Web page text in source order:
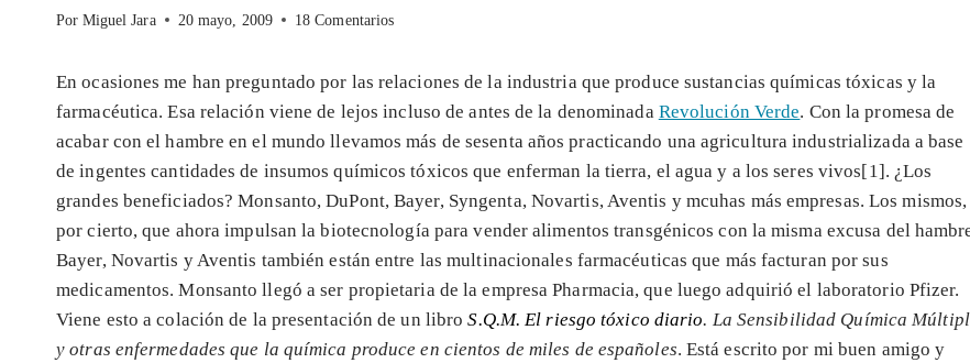
Por Miguel Jara 20 mayo, 2009 18 Comentarios
En ocasiones me han preguntado por las relaciones de la industria que produce sustancias químicas tóxicas y la
farmacéutica. Esa relación viene de lejos incluso de antes de la denominada Revolución Verde. Con la promesa de
acabar con el hambre en el mundo llevamos más de sesenta años practicando una agricultura industrializada a base
de ingentes cantidades de insumos químicos tóxicos que enferman la tierra, el agua y a los seres vivos[1]. ¿Los
grandes beneficiados? Monsanto, DuPont, Bayer, Syngenta, Novartis, Aventis y mcuhas más empresas. Los mismos,
por cierto, que ahora impulsan la biotecnología para vender alimentos transgénicos con la misma excusa del
Bayer, Novartis y Aventis también están entre las multinacionales farmacéuticas que más facturan por sus
medicamentos. Monsanto llegó a ser propietaria de la empresa Pharmacia, que luego adquirió el laboratorio Pfizer.
Viene esto a colación de la presentación de un libroS.Q.M. El riesgo tóxico diario. La Sensibilidad Química
y otras enfermedades que la química produce en cientos de miles de españoles. Está escrito por mi buen amigo y